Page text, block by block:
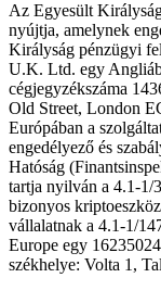
Az Egyesült
nyújtja, amelynek
Királyság pénzügyi
U.K. Ltd. egy
cégjegyzékszáma
Old Street, London
Európában a
engedélyező és
Hatóság
tartja nyilván a 4.1-1/
bizonyos
vállalatnak a 4.1-1/
Europe egy
székhelye: Volta 1,